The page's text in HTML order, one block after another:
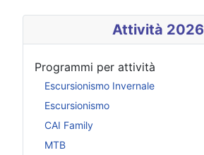
Attività 2026
Programmi per attività
Escursionismo Invernale
Escursionismo
CAI Family
MTB